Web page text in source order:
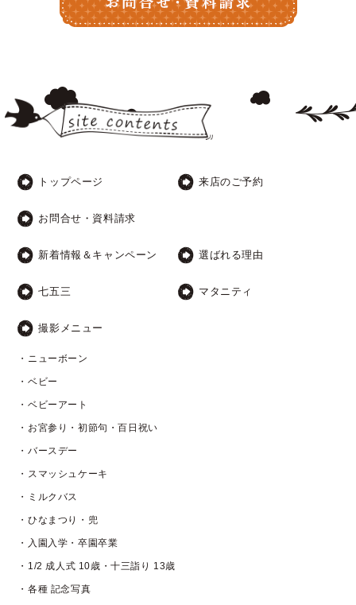
トップページ 来店のご予約
お問合せ・資料請求
新着情報＆キャンペーン 選ばれる理由
七五三 マタニティ
撮影メニュー
・ニューボーン
・ベビー
・ベビーアート
・お宮参り・初節句・百日祝い
・バースデー
・スマッシュケーキ
・ミルクバス
・ひなまつり・兜
・入園入学・卒園卒業
・1/2 成人式 10歳・十三詣り 13歳
・各種 記念写真